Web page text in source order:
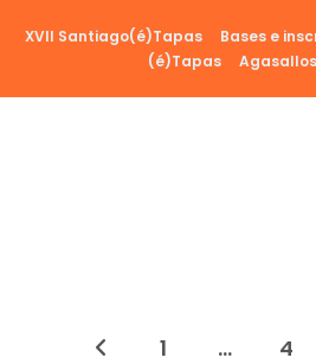
XVII Santiago(é)Tapas Bases e
(é)Tapas
Agasallos
Ir a la página anterior
1 … 4